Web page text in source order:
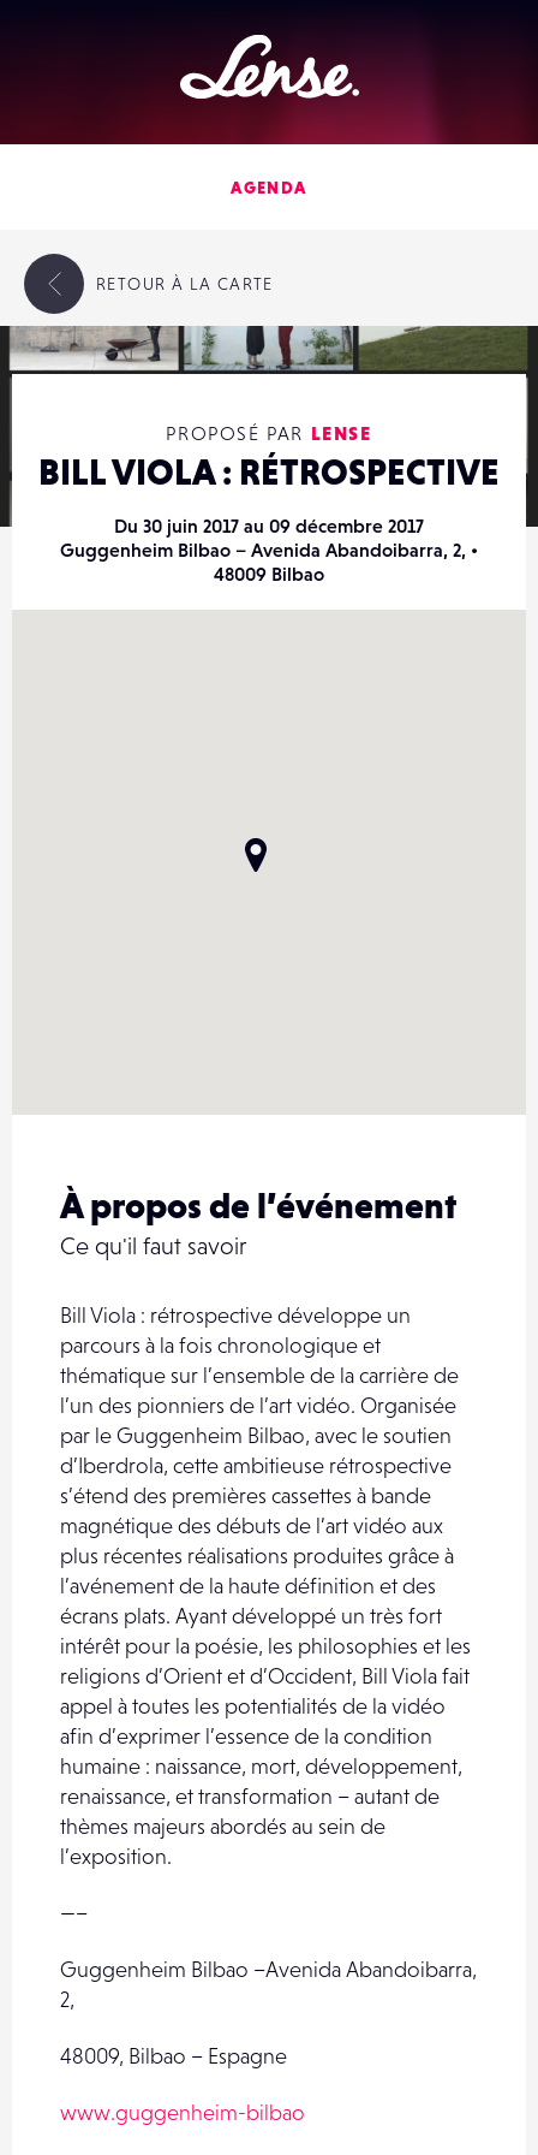
Lense
AGENDA
PROPOSÉ PAR LENSE
BILL VIOLA : RÉTROSPECTIVE
Du 30 juin 2017 au 09 décembre 2017
Guggenheim Bilbao – Avenida Abandoibarra, 2, •
48009 Bilbao
À propos de l’événement
Ce qu'il faut savoir
Bill Viola : rétrospective développe un
parcours à la fois chronologique et
thématique sur l’ensemble de la carrière de
l’un des pionniers de l’art vidéo. Organisée
par le Guggenheim Bilbao, avec le soutien
d’Iberdrola, cette ambitieuse rétrospective
s’étend des premières cassettes à bande
magnétique des débuts de l’art vidéo aux
plus récentes réalisations produites grâce à
l’avénement de la haute définition et des
écrans plats. Ayant développé un très fort
intérêt pour la poésie, les philosophies et les
religions d’Orient et d’Occident, Bill Viola fait
appel à toutes les potentialités de la vidéo
afin d’exprimer l’essence de la condition
humaine : naissance, mort, développement,
renaissance, et transformation – autant de
thèmes majeurs abordés au sein de
l’exposition.
—–
Guggenheim Bilbao –Avenida Abandoibarra,
2,
48009, Bilbao – Espagne
www.guggenheim-bilbao
RETOUR À LA CARTE